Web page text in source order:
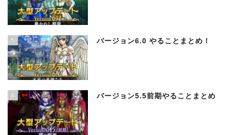
5 バージョン6.0 やることまとめ！
6 バージョン5.5前期やることまとめ